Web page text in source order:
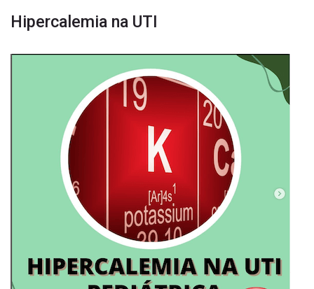
Mensagens do blog por Sheyla Pereira
Hipercalemia na UTI